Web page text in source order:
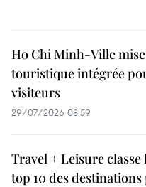
Ho Chi Minh-Ville
touristique intégrée
visiteurs
29/07/2026 08:59
Travel + Leisure classe
top 10 des